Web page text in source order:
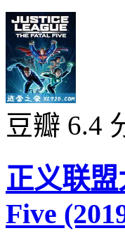
豆瓣 6.4
正义联盟
Five